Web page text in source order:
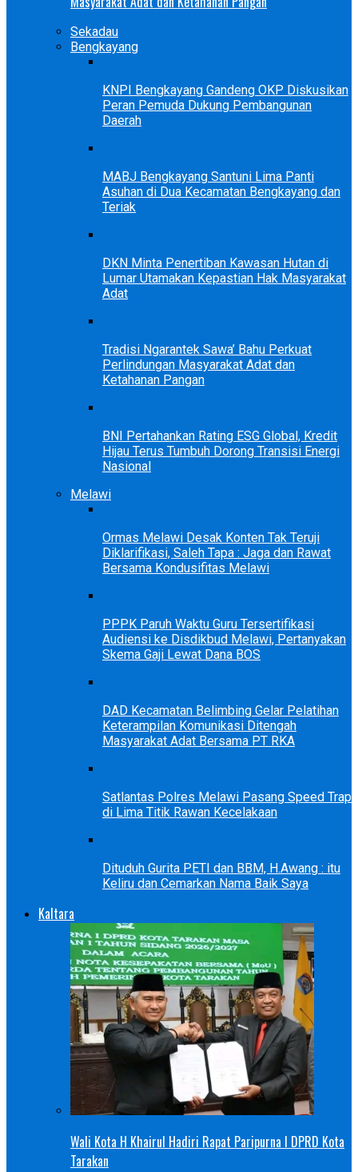
Sekadau
Bengkayang
KNPI Bengkayang Gandeng OKP Diskusikan
Peran Pemuda Dukung Pembangunan
Daerah
MABJ Bengkayang Santuni Lima Panti
Asuhan di Dua Kecamatan Bengkayang dan
Teriak
DKN Minta Penertiban Kawasan Hutan di
Lumar Utamakan Kepastian Hak Masyarakat
Adat
Tradisi Ngarantek Sawa’ Bahu Perkuat
Perlindungan Masyarakat Adat dan
Ketahanan Pangan
BNI Pertahankan Rating ESG Global, Kredit
Hijau Terus Tumbuh Dorong Transisi Energi
Nasional
Melawi
Ormas Melawi Desak Konten Tak Teruji
Diklarifikasi, Saleh Tapa : Jaga dan Rawat
Bersama Kondusifitas Melawi
PPPK Paruh Waktu Guru Tersertifikasi
Audiensi ke Disdikbud Melawi, Pertanyakan
Skema Gaji Lewat Dana BOS
DAD Kecamatan Belimbing Gelar Pelatihan
Keterampilan Komunikasi Ditengah
Masyarakat Adat Bersama PT RKA
Satlantas Polres Melawi Pasang Speed Trap
di Lima Titik Rawan Kecelakaan
Dituduh Gurita PETI dan BBM, H.Awang : itu
Keliru dan Cemarkan Nama Baik Saya
Kaltara
Wali Kota H Khairul Hadiri Rapat Paripurna I DPRD Kota
Tarakan